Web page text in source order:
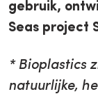
gebruik,
Seas project
* Bioplastics
natuurlijke,